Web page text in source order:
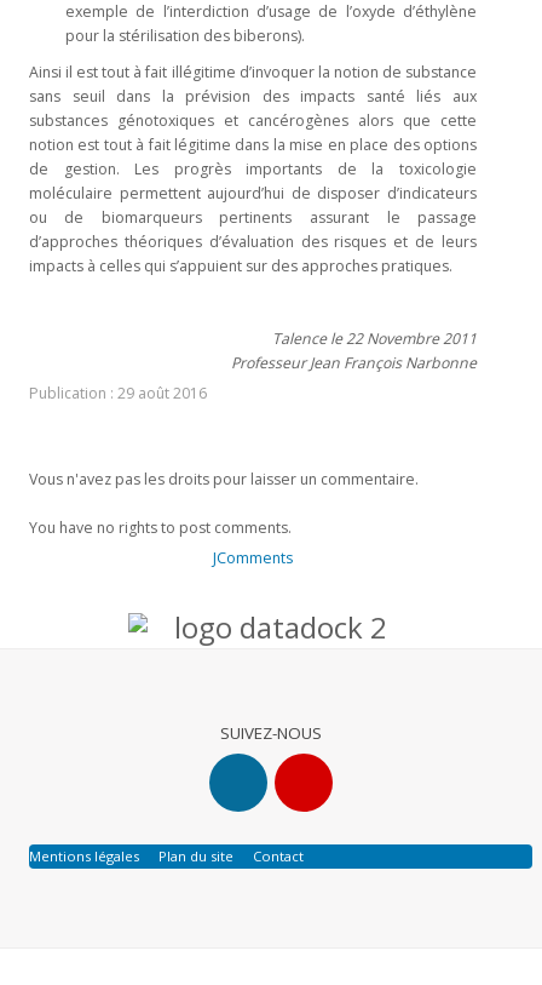
exemple de l’interdiction d’usage de l’oxyde d’éthylène
pour la stérilisation des biberons).
Ainsi il est tout à fait illégitime d’invoquer la notion de substance
sans seuil dans la prévision des impacts santé liés aux
substances génotoxiques et cancérogènes alors que cette
notion est tout à fait légitime dans la mise en place des options
de gestion. Les progrès importants de la toxicologie
moléculaire permettent aujourd’hui de disposer d’indicateurs
ou de biomarqueurs pertinents assurant le passage
d’approches théoriques d’évaluation des risques et de leurs
impacts à celles qui s’appuient sur des approches pratiques.
Talence le 22 Novembre 2011
Professeur Jean François Narbonne
Publication : 29 août 2016
Vous n'avez pas les droits pour laisser un commentaire.
You have no rights to post comments.
JComments
SUIVEZ-NOUS
Mentions légales Plan du site Contact